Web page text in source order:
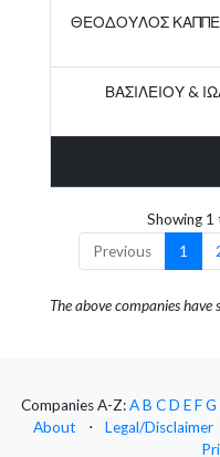
ΘΕΟΔΟΥΛΟΣ
ΒΑΣΙΛΕΙΟΥ &
Showing
Previous
1
The above companies
Companies A-Z:AB CD EFG
About
⋅ Legal/Disclaimer